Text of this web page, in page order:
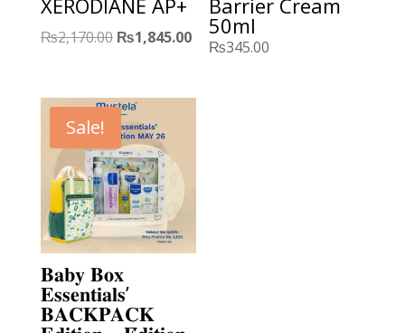
XERODIANE AP+
₨2,170.00 Original
₨2,170.00.
₨1,845.00Current
Barrier Cream
50ml
₨345.00
Sale!
𝐁𝐚𝐛𝐲 𝐁𝐨𝐱
𝐄𝐬𝐬𝐞𝐧𝐭𝐢𝐚𝐥𝐬’
𝐁𝐀𝐂𝐊𝐏𝐀𝐂𝐊